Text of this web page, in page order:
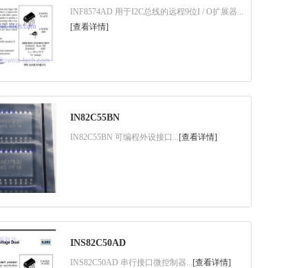
INF8574AD 用于I2C总线的远程9位I / O扩展器...
[查看详情]
IN82C55BN
IN82C55BN 可编程外设接口...[查看详情]
INS82C50AD
INS82C50AD 串行接口微控制器...[查看详情]